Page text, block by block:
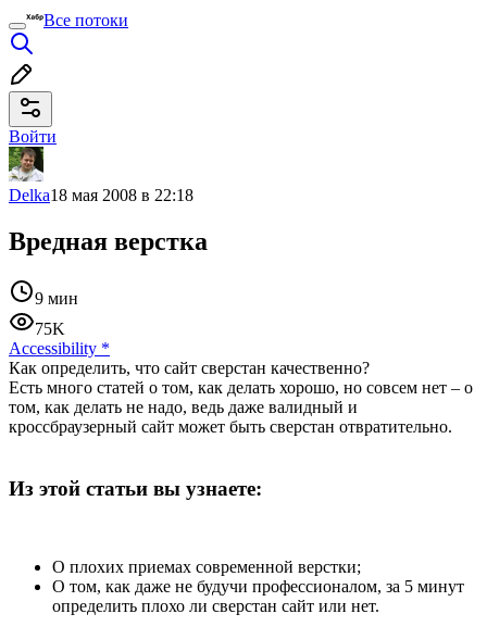
Все потоки
Войти
Delka18 мая 2008 в 22:18
Вредная верстка
9 мин
75K
Accessibility *
Как определить, что сайт сверстан качественно?
Есть много статей о том, как делать хорошо, но совсем нет – о
том, как делать не надо, ведь даже валидный и
кроссбраузерный сайт может быть сверстан отвратительно.
Из этой статьи вы узнаете:
О плохих приемах современной верстки;
О том, как даже не будучи профессионалом, за 5 минут
определить плохо ли сверстан сайт или нет.